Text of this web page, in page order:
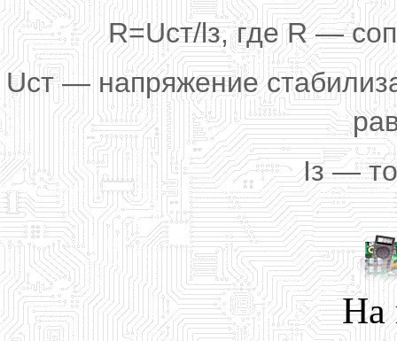
R=Ucт/lз, где R —
Uст — напряжение
Iз —
На